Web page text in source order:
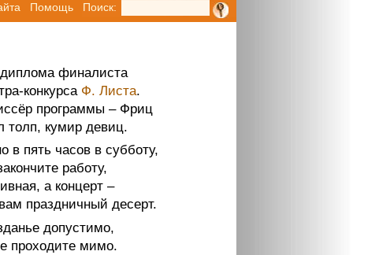
Помощь Поиск:
финалиста
конкурса Ф. Листа.
программы – Фриц
толп, кумир девиц.
в пять часов в субботу,
работу,
а концерт –
праздничный десерт.
допустимо,
проходите мимо.